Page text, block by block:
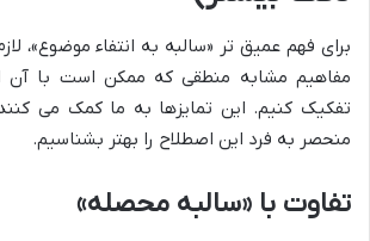
برای فهم عمیق تر «سالبه به انتفاء موضوع»،
مفاهیم مشابه منطقی که ممکن است با آن
تفکیک کنیم. این تمایزها به ما کمک می
منحصر به فرد این اصطلاح را بهتر بشناسیم.
تفاوت با «سالبه محصله»